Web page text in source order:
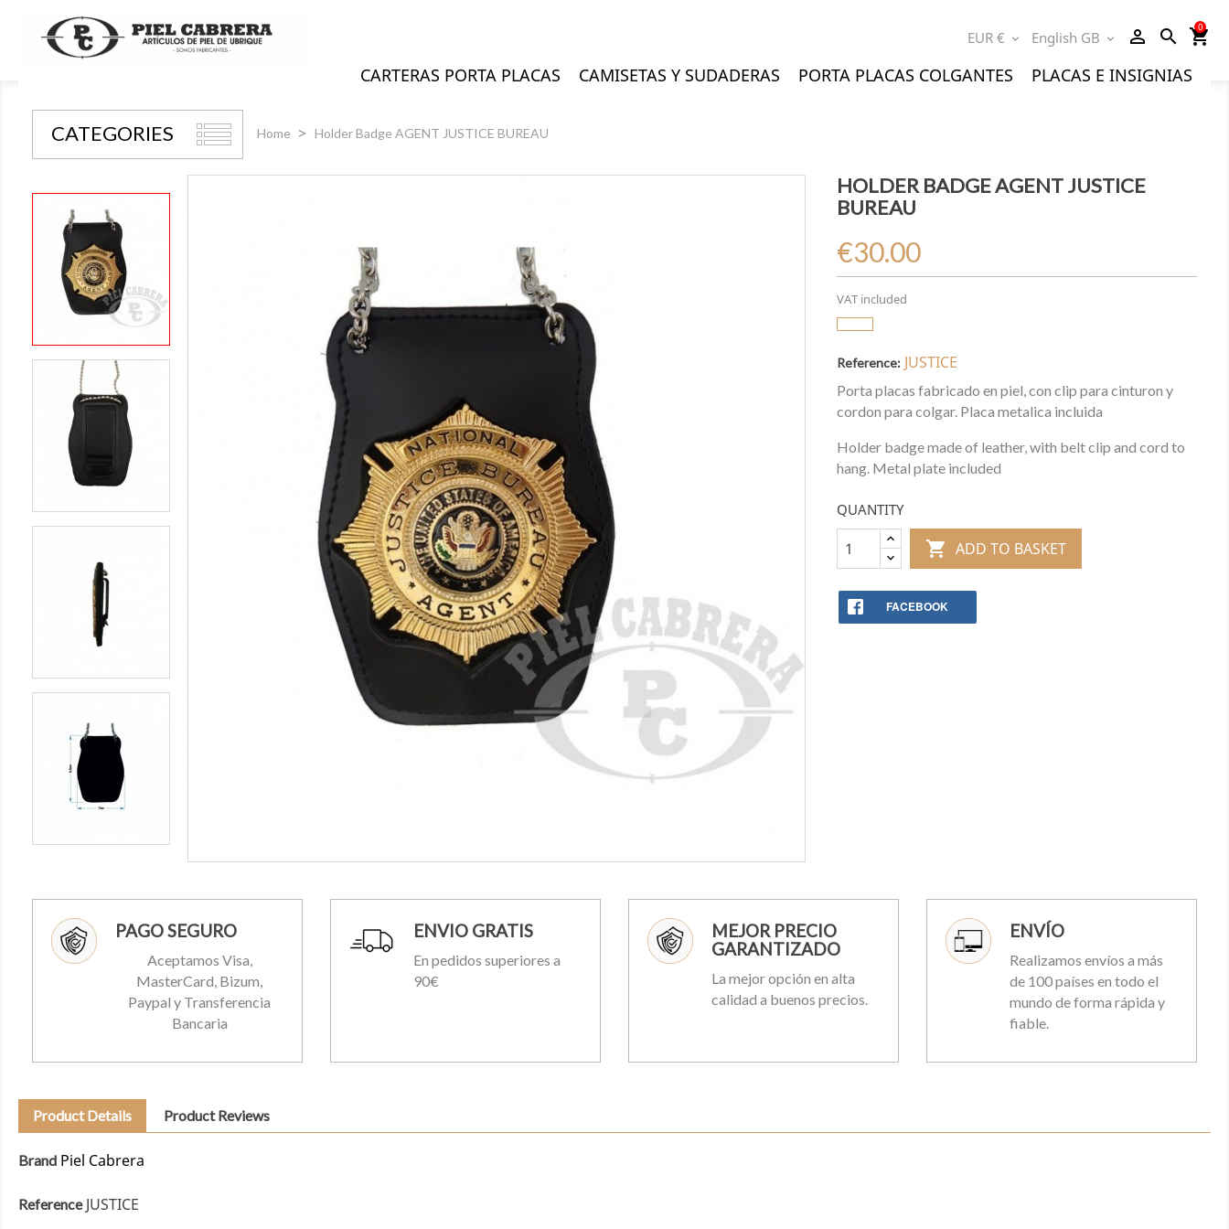
shopping_cart
0
search
person_outline
English GB expand_more
EUR € expand_more
CARTERAS PORTA PLACAS CAMISETAS Y SUDADERAS PORTA PLACAS COLGANTES PLACAS E INSIGNIAS
CATEGORIES Home Holder Badge AGENT JUSTICE BUREAU
HOLDER BADGE AGENT JUSTICE
BUREAU
€30.00
VAT included
Reference: JUSTICE
Porta placas fabricado en piel, con clip para cinturon y
cordon para colgar. Placa metalica incluida
Holder badge made of leather, with belt clip and cord to
hang. Metal plate included
QUANTITY
 ADD TO BASKET
FACEBOOK
PAGO SEGURO
Aceptamos Visa,
MasterCard, Bizum,
Paypal y Transferencia
Bancaria
ENVIO GRATIS
En pedidos superiores a
90€
MEJOR PRECIO
GARANTIZADO
La mejor opción en alta
calidad a buenos precios.
ENVÍO
Realizamos envíos a más
de 100 países en todo el
mundo de forma rápida y
fiable.
Product Details Product Reviews
Brand Piel Cabrera
Reference JUSTICE